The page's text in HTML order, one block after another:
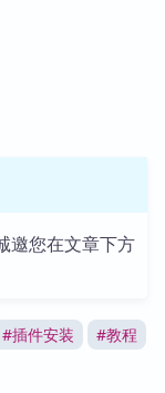
邀您在文章下方
#插件安装 #教程